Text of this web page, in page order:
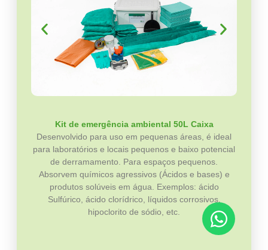
Kit de emergência ambiental 50L Caixa
Desenvolvido para uso em pequenas áreas, é ideal
para laboratórios e locais pequenos e baixo potencial
de derramamento. Para espaços pequenos.
Absorvem químicos agressivos (Ácidos e bases) e
produtos solúveis em água. Exemplos: ácido
Sulfúrico, ácido clorídrico, líquidos corrosivos,
hipoclorito de sódio, etc.